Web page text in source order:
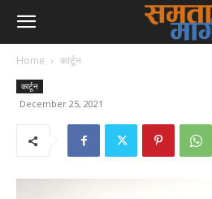
Home कार्टून
कार्टून
December 25, 2021